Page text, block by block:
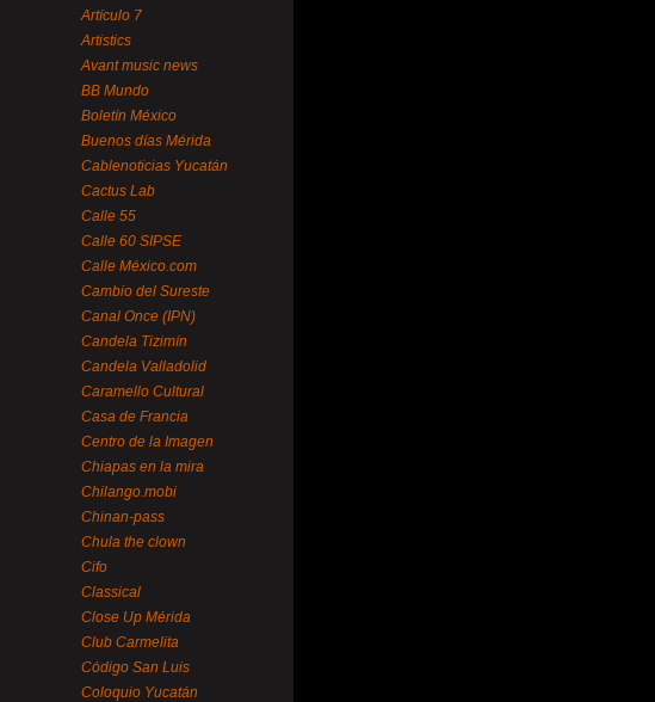
Artículo 7
Artistics
Avant music news
BB Mundo
Boletín México
Buenos días Mérida
Cablenoticias Yucatán
Cactus Lab
Calle 55
Calle 60 SIPSE
Calle México.com
Cambio del Sureste
Canal Once (IPN)
Candela Tizimín
Candela Valladolid
Caramello Cultural
Casa de Francia
Centro de la Imagen
Chiapas en la mira
Chilango.mobi
Chinan-pass
Chula the clown
Cifo
Classical
Close Up Mérida
Club Carmelita
Código San Luis
Coloquio Yucatán